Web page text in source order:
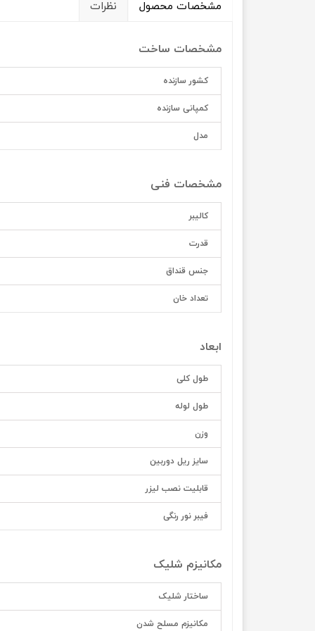
مشخصات محصول نظرات
مشخصات ساخت
کشور سازنده
کمپانی سازنده
مدل
مشخصات فنی
کالیبر
قدرت
جنس قنداق
تعداد خان
ابعاد
طول کلی
طول لوله
وزن
سایز ریل دوربین
قابلیت نصب لیزر
فیبر نور رنگی
مکانیزم شلیک
ساختار شلیک
مکانیزم مسلح شدن